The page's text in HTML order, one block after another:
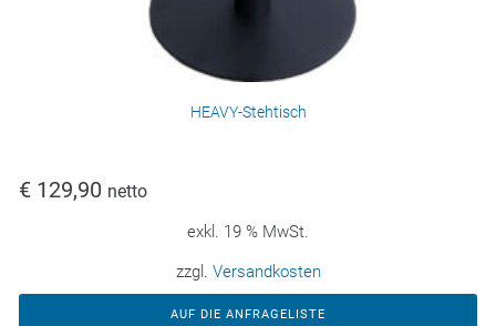
HEAVY-Stehtisch
€ 129,90 netto
exkl. 19 % MwSt.
zzgl. Versandkosten
AUF DIE ANFRAGELISTE